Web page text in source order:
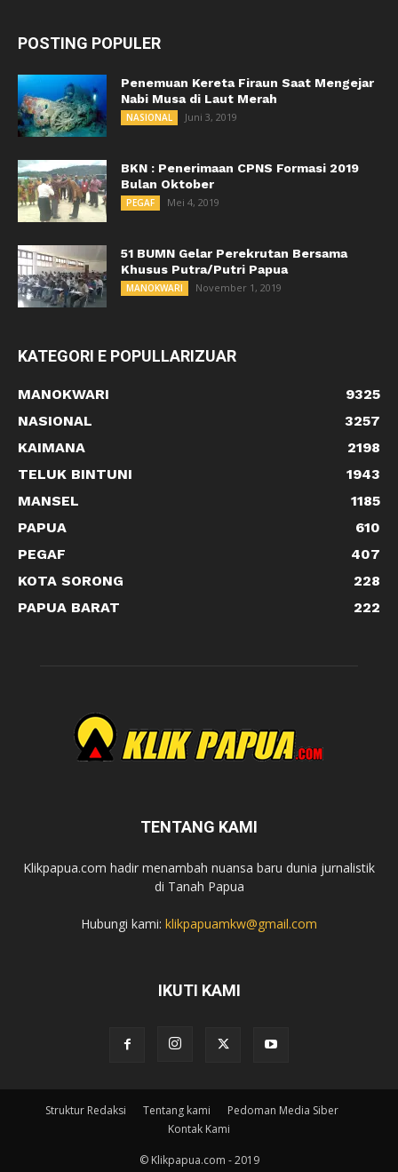
POSTING POPULER
Penemuan Kereta Firaun Saat Mengejar
Nabi Musa di Laut Merah
NASIONAL Juni 3, 2019
BKN : Penerimaan CPNS Formasi 2019
Bulan Oktober
PEGAF Mei 4, 2019
51 BUMN Gelar Perekrutan Bersama
Khusus Putra/Putri Papua
MANOKWARI November 1, 2019
KATEGORI E POPULLARIZUAR
MANOKWARI
9325
NASIONAL
3257
KAIMANA
2198
TELUK BINTUNI
1943
MANSEL
1185
PAPUA
610
PEGAF
407
KOTA SORONG
228
PAPUA BARAT
222
TENTANG KAMI
Klikpapua.com hadir menambah nuansa baru dunia jurnalistik
di Tanah Papua
Hubungi kami: klikpapuamkw@gmail.com
IKUTI KAMI
Struktur Redaksi Tentang kami
Pedoman Media Siber
Kontak Kami
© Klikpapua.com - 2019